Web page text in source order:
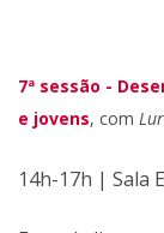
7ª sessão -
e jovens, com
14h-17h | Sala